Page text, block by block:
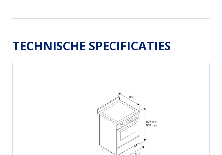
TECHNISCHE SPECIFICATIES